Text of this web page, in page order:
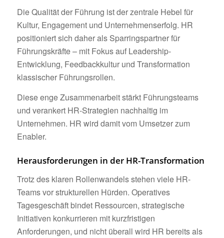
Die Qualität der Führung ist der zentrale Hebel für
Kultur, Engagement und Unternehmenserfolg. HR
positioniert sich daher als Sparringspartner für
Führungskräfte – mit Fokus auf Leadership-
Entwicklung, Feedbackkultur und Transformation
klassischer Führungsrollen.
Diese enge Zusammenarbeit stärkt Führungsteams
und verankert HR-Strategien nachhaltig im
Unternehmen. HR wird damit vom Umsetzer zum
Enabler.
Herausforderungen in der HR-Transformation
Trotz des klaren Rollenwandels stehen viele HR-
Teams vor strukturellen Hürden. Operatives
Tagesgeschäft bindet Ressourcen, strategische
Initiativen konkurrieren mit kurzfristigen
Anforderungen, und nicht überall wird HR bereits als